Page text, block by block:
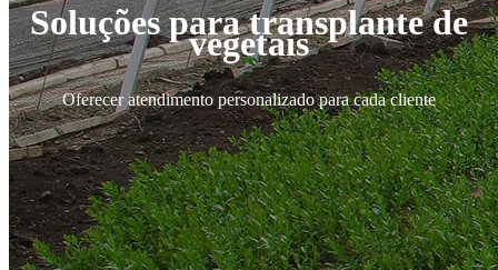
Soluções para transplante de
vegetais
Oferecer atendimento personalizado para cada cliente